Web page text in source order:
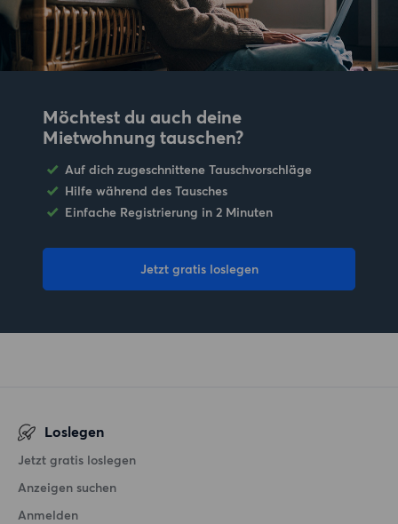
Möchtest du auch deine
Mietwohnung tauschen?
Auf dich zugeschnittene Tauschvorschläge
Hilfe während des Tausches
Einfache Registrierung in 2 Minuten
Jetzt gratis loslegen
Loslegen
Jetzt gratis loslegen
Anzeigen suchen
Anmelden